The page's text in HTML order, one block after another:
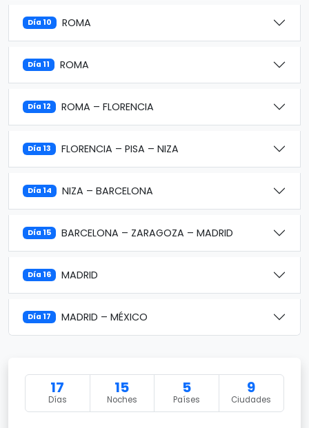
Día 10 ROMA
Día 11 ROMA
Día 12 ROMA – FLORENCIA
Día 13 FLORENCIA – PISA – NIZA
Día 14 NIZA – BARCELONA
Día 15 BARCELONA – ZARAGOZA – MADRID
Día 16 MADRID
Día 17 MADRID – MÉXICO
17
Días
15
Noches
5
Países
9
Ciudades